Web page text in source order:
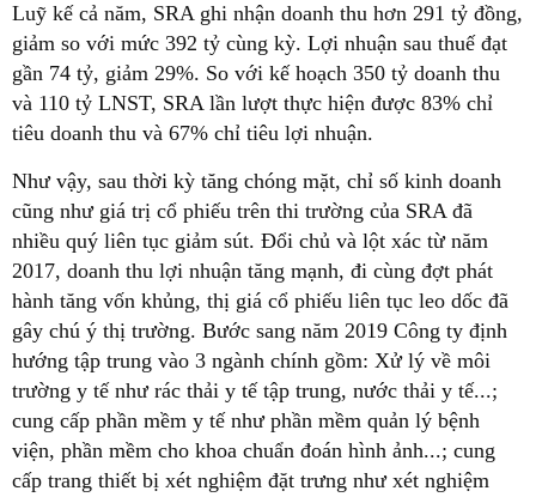
Luỹ kế cả năm, SRA ghi nhận doanh thu hơn 291 tỷ đồng,
giảm so với mức 392 tỷ cùng kỳ. Lợi nhuận sau thuế đạt
gần 74 tỷ, giảm 29%. So với kế hoạch 350 tỷ doanh thu
và 110 tỷ LNST, SRA lần lượt thực hiện được 83% chỉ
tiêu doanh thu và 67% chỉ tiêu lợi nhuận.
Như vậy, sau thời kỳ tăng chóng mặt, chỉ số kinh doanh
cũng như giá trị cổ phiếu trên thi trường của SRA đã
nhiều quý liên tục giảm sút. Đổi chủ và lột xác từ năm
2017, doanh thu lợi nhuận tăng mạnh, đi cùng đợt phát
hành tăng vốn khủng, thị giá cổ phiếu liên tục leo dốc đã
gây chú ý thị trường. Bước sang năm 2019 Công ty định
hướng tập trung vào 3 ngành chính gồm: Xử lý về môi
trường y tế như rác thải y tế tập trung, nước thải y tế...;
cung cấp phần mềm y tế như phần mềm quản lý bệnh
viện, phần mềm cho khoa chuẩn đoán hình ảnh...; cung
cấp trang thiết bị xét nghiệm đặt trưng như xét nghiệm